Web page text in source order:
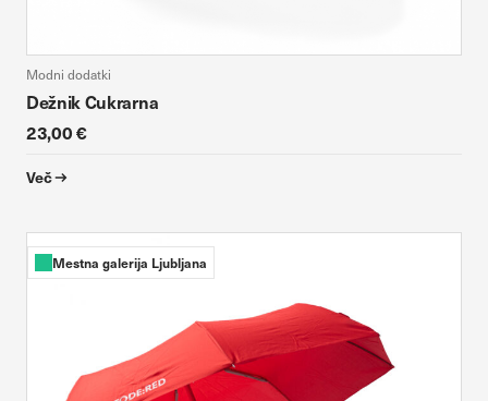
Modni dodatki
Dežnik Cukrarna
23,00 €
Več
Mestna galerija Ljubljana